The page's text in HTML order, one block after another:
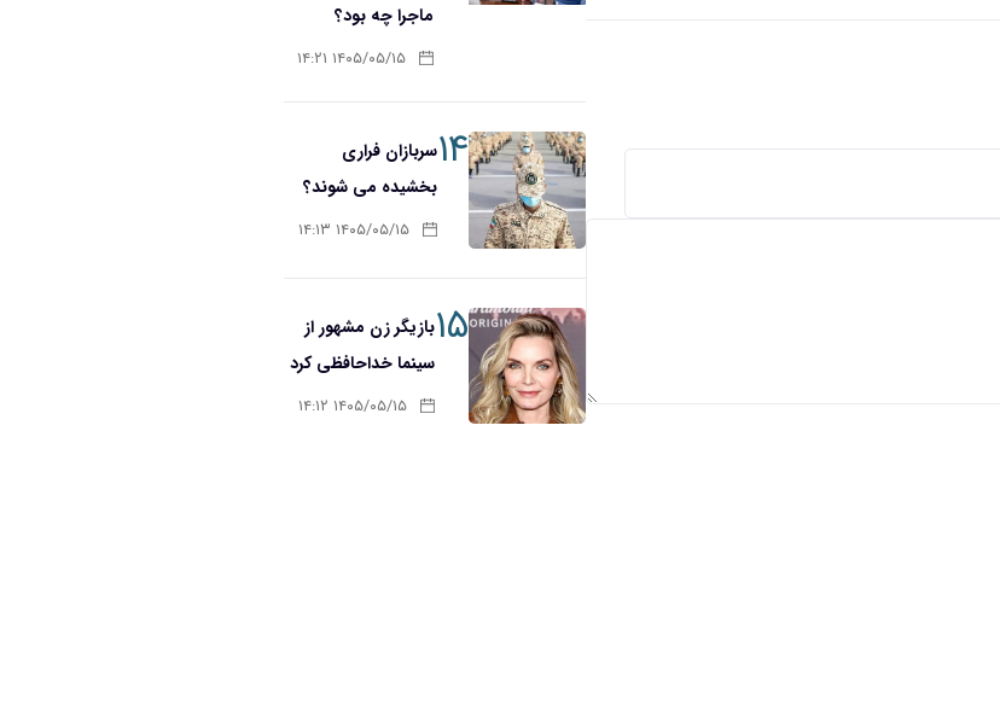
ماجرا چه بود؟
۱۴۰۵/۰۵/۱۵ ۱۴:۲۱
۱۴سربازان فراری
بخشیده می شوند؟
۱۴۰۵/۰۵/۱۵ ۱۴:۱۳
۱۵بازیگر زن مشهور از
سینما خداحافظی کرد
۱۴۰۵/۰۵/۱۵ ۱۴:۱۲